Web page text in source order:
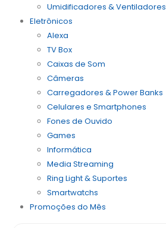
Umidificadores & Ventiladores
Eletrônicos
Alexa
TV Box
Caixas de Som
Câmeras
Carregadores & Power Banks
Celulares e Smartphones
Fones de Ouvido
Games
Informática
Media Streaming
Ring Light & Suportes
Smartwatchs
Promoções do Mês